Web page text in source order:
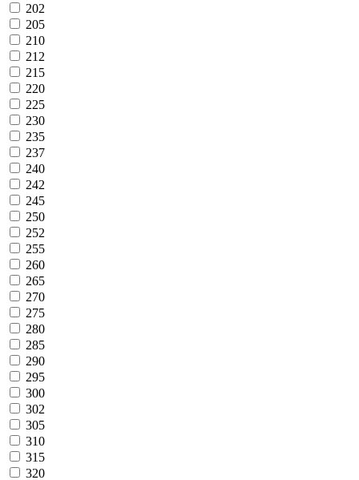
202
205
210
212
215
220
225
230
235
237
240
242
245
250
252
255
260
265
270
275
280
285
290
295
300
302
305
310
315
320